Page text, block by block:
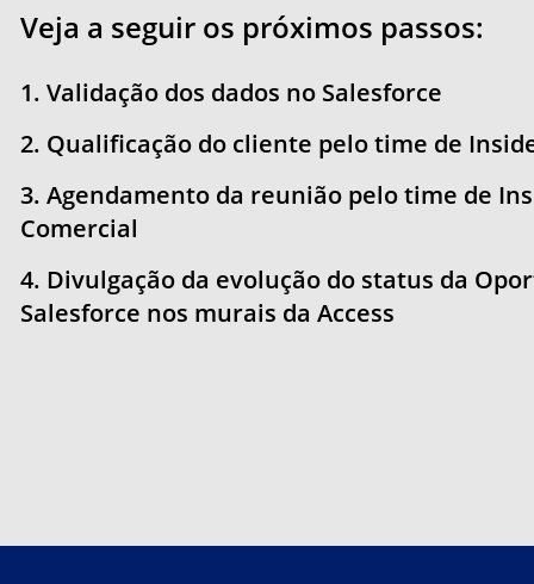
Veja a seguir os próximos passos:
1. Validação dos dados no Salesforce
2. Qualificação do cliente pelo time de
3. Agendamento da reunião pelo time de
Comercial
4. Divulgação da evolução do status da
Salesforce nos murais da Access